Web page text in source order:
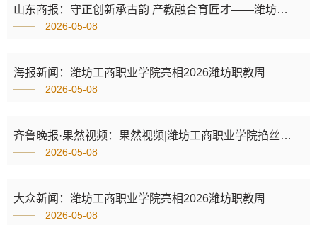
山东商报：守正创新承古韵 产教融合育匠才——潍坊工商职业学院亮相职教周 展现非遗职教融合新路径
2026-05-08
海报新闻：潍坊工商职业学院亮相2026潍坊职教周
2026-05-08
齐鲁晚报·果然视频：果然视频|潍坊工商职业学院掐丝珐琅惊艳潍坊 职教周
2026-05-08
大众新闻：潍坊工商职业学院亮相2026潍坊职教周
2026-05-08